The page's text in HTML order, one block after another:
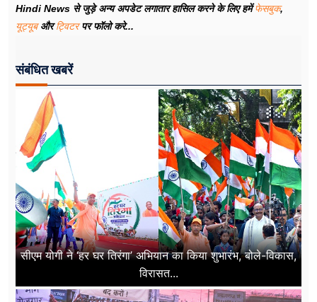
Hindi News से जुड़े अन्य अपडेट लगातार हासिल करने के लिए हमेंफेसबुक,
यूट्यूबऔरट्विटरपर फॉलो करे...
संबंधित खबरें
सीएम योगी ने ‘हर घर तिरंगा’ अभियान का किया शुभारंभ, बोले-विकास,
विरासत...